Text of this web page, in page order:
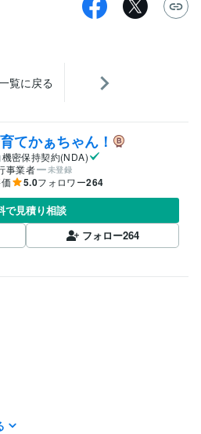
覧に戻る
てかぁちゃん！
機密保持契約(NDA)
事業者
未登録
5.0フォロワー264
で見積り相談
フォロー264
ど